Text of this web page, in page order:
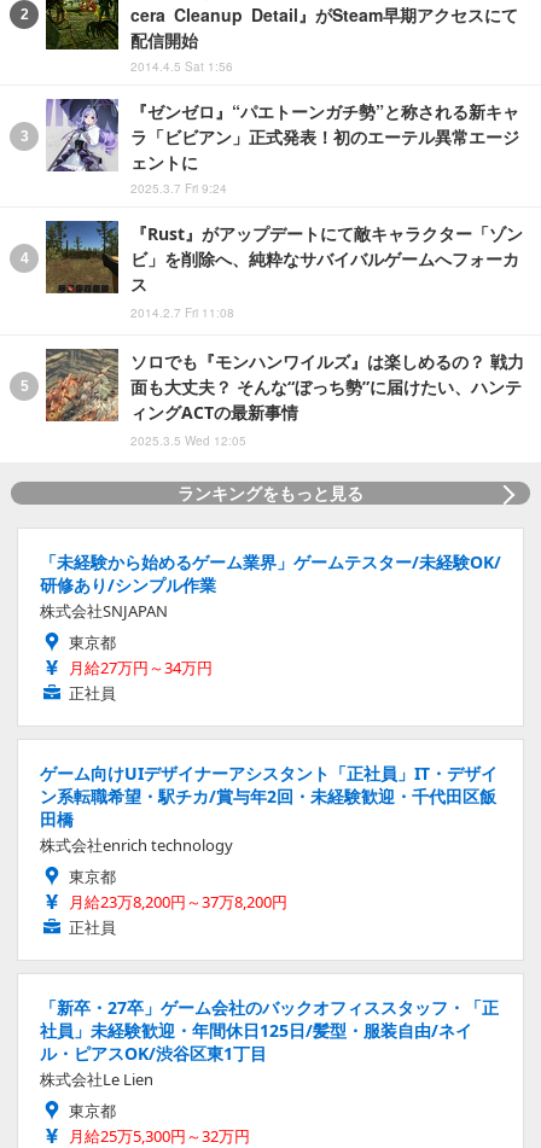
cera Cleanup Detail』がSteam早期アクセスにて
配信開始
2014.4.5 Sat 1:56
『ゼンゼロ』“パエトーンガチ勢”と称される新キャ
ラ「ビビアン」正式発表！初のエーテル異常エージ
ェントに
2025.3.7 Fri 9:24
『Rust』がアップデートにて敵キャラクター「ゾン
ビ」を削除へ、純粋なサバイバルゲームへフォーカ
ス
2014.2.7 Fri 11:08
ソロでも『モンハンワイルズ』は楽しめるの？ 戦力
面も大丈夫？ そんな“ぼっち勢”に届けたい、ハンテ
ィングACTの最新事情
2025.3.5 Wed 12:05
ランキングをもっと見る
「未経験から始めるゲーム業界」ゲームテスター/未経験OK/
研修あり/シンプル作業
株式会社SNJAPAN
東京都
月給27万円～34万円
正社員
ゲーム向けUIデザイナーアシスタント「正社員」IT・デザイ
ン系転職希望・駅チカ/賞与年2回・未経験歓迎・千代田区飯
田橋
株式会社enrich technology
東京都
月給23万8,200円～37万8,200円
正社員
「新卒・27卒」ゲーム会社のバックオフィススタッフ・「正
社員」未経験歓迎・年間休日125日/髪型・服装自由/ネイ
ル・ピアスOK/渋谷区東1丁目
株式会社Le Lien
東京都
月給25万5,300円～32万円